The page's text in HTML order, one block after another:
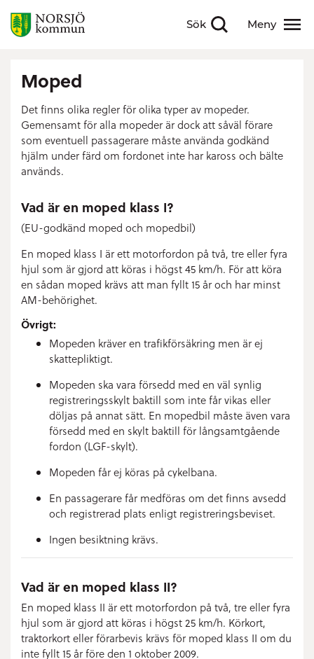
Sök
Visa sökfält Meny
Visa meny
Moped
Det finns olika regler för olika typer av mopeder.
Gemensamt för alla mopeder är dock att såväl förare
som eventuell passagerare måste använda godkänd
hjälm under färd om fordonet inte har kaross och bälte
används.
Vad är en moped klass I?
(EU-godkänd moped och mopedbil)
En moped klass I är ett motorfordon på två, tre eller fyra
hjul som är gjord att köras i högst 45 km/h. För att köra
en sådan moped krävs att man fyllt 15 år och har minst
AM-behörighet.
Övrigt:
Mopeden kräver en trafikförsäkring men är ej
skattepliktigt.
Mopeden ska vara försedd med en väl synlig
registreringsskylt baktill som inte får vikas eller
döljas på annat sätt. En mopedbil måste även vara
försedd med en skylt baktill för långsamtgående
fordon (LGF-skylt).
Mopeden får ej köras på cykelbana.
En passagerare får medföras om det finns avsedd
och registrerad plats enligt registreringsbeviset.
Ingen besiktning krävs.
Vad är en moped klass II?
En moped klass II är ett motorfordon på två, tre eller fyra
hjul som är gjord att köras i högst 25 km/h. Körkort,
traktorkort eller förarbevis krävs för moped klass II om du
inte fyllt 15 år före den 1 oktober 2009.